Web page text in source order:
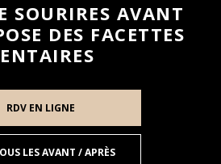
SOURIRES AVANT
DES FACETTES
RDV EN LIGNE
LES AVANT / APRÈS